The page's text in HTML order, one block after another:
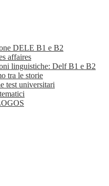
DELE B1 e B2
affaires
linguistiche: Delf B1 e B2
tra le storie
test universitari